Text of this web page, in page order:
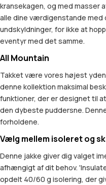
kransekagen, og med masser
alle dine værdigenstande med
undskyldninger, for ikke at
eventyr med det samme.
All Mountain
Takket være vores højest
denne kollektion maksimal
funktioner, der er designet til
den dybeste puddersne.
forholdene.
Vælg mellem isoleret og
Denne jakke giver dig valget
afhængigt af dit behov.
opdelt 40/60 g isolering, der